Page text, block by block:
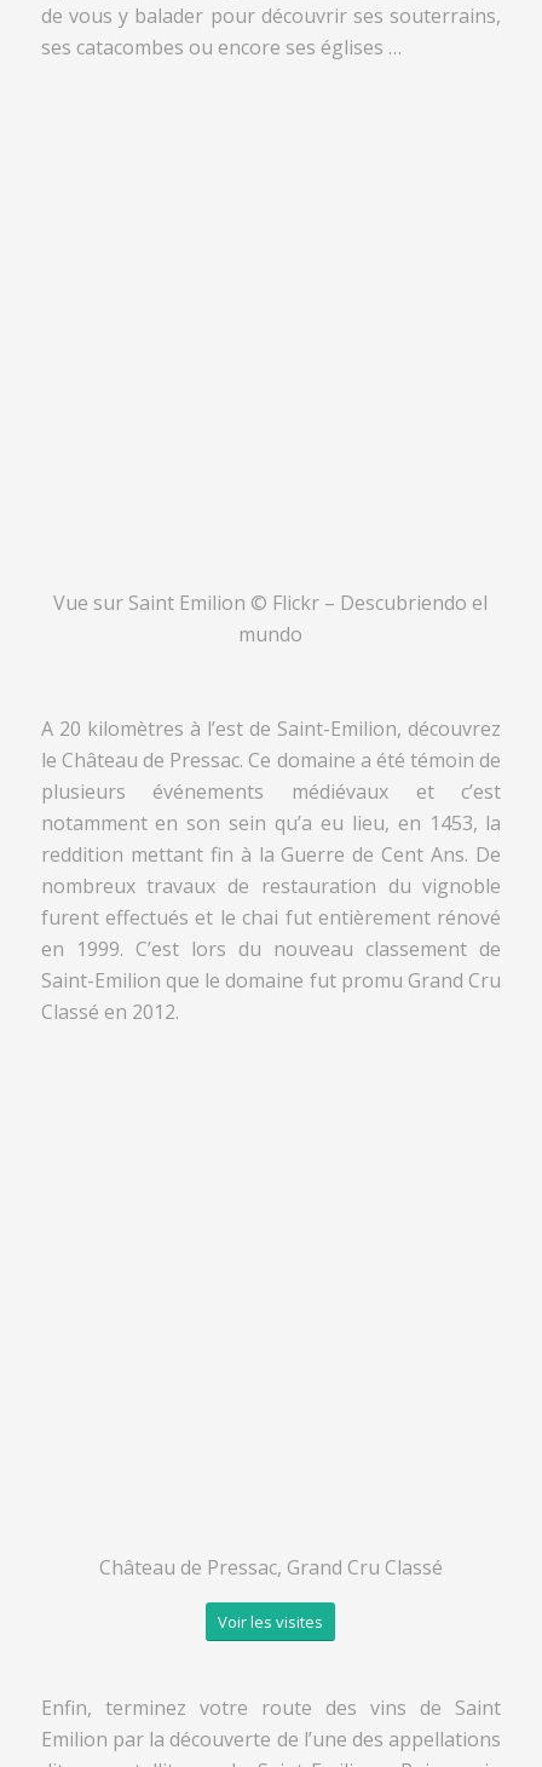
de vous y balader pour découvrir ses souterrains,
ses catacombes ou encore ses églises …
Vue sur Saint Emilion © Flickr – Descubriendo el
mundo
A 20 kilomètres à l’est de Saint-Emilion, découvrez
le Château de Pressac. Ce domaine a été témoin de
plusieurs événements médiévaux et c’est
notamment en son sein qu’a eu lieu, en 1453, la
reddition mettant fin à la Guerre de Cent Ans. De
nombreux travaux de restauration du vignoble
furent effectués et le chai fut entièrement rénové
en 1999. C’est lors du nouveau classement de
Saint-Emilion que le domaine fut promu Grand Cru
Classé en 2012.
Château de Pressac, Grand Cru Classé
Voir les visites
Enfin, terminez votre route des vins de Saint
Emilion par la découverte de l’une des appellations